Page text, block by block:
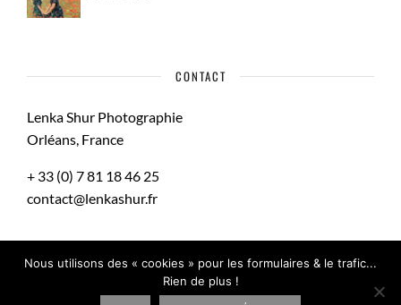
CONTACT
Lenka Shur Photographie
Orléans, France
+ 33 (0) 7 81 18 46 25
contact@lenkashur.fr
Mentions Légales
Nous utilisons des « cookies » pour les formulaires & le trafic...
Rien de plus !